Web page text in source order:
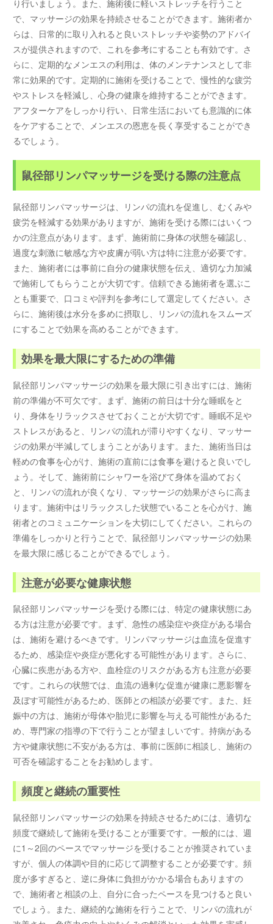
り行いましょう。また、施術後に軽いストレッチを行うこと
で、マッサージの効果を持続させることができます。施術者か
らは、日常的に取り入れると良いストレッチや姿勢のアドバイ
スが提供されますので、これを参考にすることも有効です。さ
らに、定期的なメンエスの利用は、体のメンテナンスとして非
常に効果的です。定期的に施術を受けることで、慢性的な疲労
やストレスを軽減し、心身の健康を維持することができます。
アフターケアをしっかり行い、日常生活においても意識的に体
をケアすることで、メンエスの恩恵を長く享受することができ
るでしょう。
鼠径部リンパマッサージを受ける際の注意点
鼠径部リンパマッサージは、リンパの流れを促進し、むくみや
疲労を軽減する効果がありますが、施術を受ける際にはいくつ
かの注意点があります。まず、施術前に身体の状態を確認し、
過度な刺激に敏感な方や皮膚が弱い方は特に注意が必要です。
また、施術者には事前に自分の健康状態を伝え、適切な力加減
で施術してもらうことが大切です。信頼できる施術者を選ぶこ
とも重要で、口コミや評判を参考にして選定してください。さ
らに、施術後は水分を多めに摂取し、リンパの流れをスムーズ
にすることで効果を高めることができます。
効果を最大限にするための準備
鼠径部リンパマッサージの効果を最大限に引き出すには、施術
前の準備が不可欠です。まず、施術の前日は十分な睡眠をと
り、身体をリラックスさせておくことが大切です。睡眠不足や
ストレスがあると、リンパの流れが滞りやすくなり、マッサー
ジの効果が半減してしまうことがあります。また、施術当日は
軽めの食事を心がけ、施術の直前には食事を避けると良いでし
ょう。そして、施術前にシャワーを浴びて身体を温めておく
と、リンパの流れが良くなり、マッサージの効果がさらに高ま
ります。施術中はリラックスした状態でいることを心がけ、施
術者とのコミュニケーションを大切にしてください。これらの
準備をしっかりと行うことで、鼠径部リンパマッサージの効果
を最大限に感じることができるでしょう。
注意が必要な健康状態
鼠径部リンパマッサージを受ける際には、特定の健康状態にあ
る方は注意が必要です。まず、急性の感染症や炎症がある場合
は、施術を避けるべきです。リンパマッサージは血流を促進す
るため、感染症や炎症が悪化する可能性があります。さらに、
心臓に疾患がある方や、血栓症のリスクがある方も注意が必要
です。これらの状態では、血流の過剰な促進が健康に悪影響を
及ぼす可能性があるため、医師との相談が必要です。また、妊
娠中の方は、施術が母体や胎児に影響を与える可能性があるた
め、専門家の指導の下で行うことが望ましいです。持病がある
方や健康状態に不安がある方は、事前に医師に相談し、施術の
可否を確認することをお勧めします。
頻度と継続の重要性
鼠径部リンパマッサージの効果を持続させるためには、適切な
頻度で継続して施術を受けることが重要です。一般的には、週
に1～2回のペースでマッサージを受けることが推奨されていま
すが、個人の体調や目的に応じて調整することが必要です。頻
度が多すぎると、逆に身体に負担がかかる場合もありますの
で、施術者と相談の上、自分に合ったペースを見つけると良い
でしょう。また、継続的な施術を行うことで、リンパの流れが